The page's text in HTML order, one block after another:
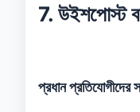
7. উইশপোস্ট
প্রধান প্রতিযোগীদের